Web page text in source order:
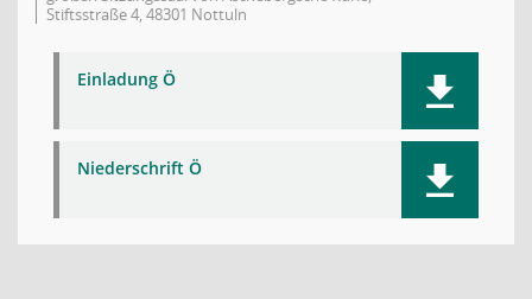
Stiftsstraße 4, 48301 Nottuln
Einladung Ö
Niederschrift Ö